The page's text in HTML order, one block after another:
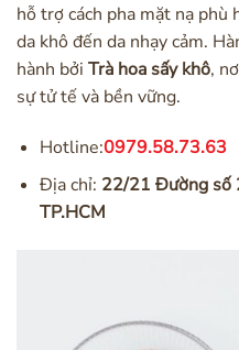
hỗ trợ cách pha mặt nạ phù
da khô đến da nhạy cảm.
hành bởi Trà hoa sấy khô,
sự tử tế và bền vững.
Hotline:0979.58.73.63
Địa chỉ: 22/21 Đường số
TP.HCM